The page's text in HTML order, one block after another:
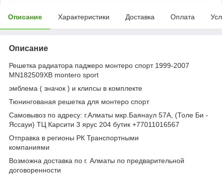
Описание Характеристики Доставка Оплата
Описание
Решетка радиатора паджеро монтеро спорт 1999-2007
MN182509XB montero sport
эмблема ( значок ) и клипсы в комплекте
Тюнингованая решетка для монтеро спорт
Самовывоз по адресу: г.Алматы мкр.Баянаул 57А, (Толе Би -
Яссауи) ТЦ Карсити 3 ярус 204 бутик +77011016567
Отправка в регионы РК Транспортными
компаниями
Возможна доставка по г. Алматы по предварительной
договоренности